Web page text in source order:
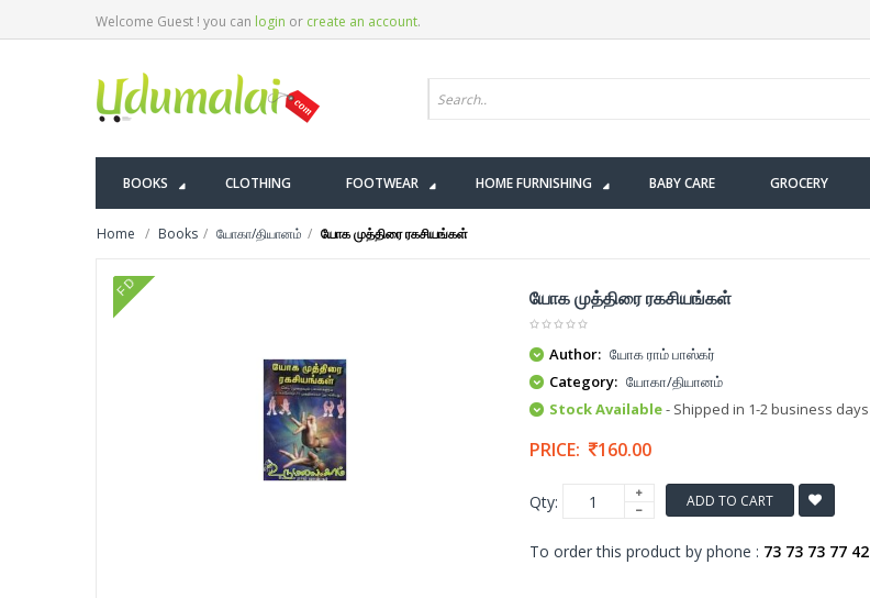
Welcome Guest ! you can login or create an account.
BOOKS CLOTHING FOOTWEAR HOME FURNISHING BABY CARE GROCERY
Home Books யோகா/தியானம் யோக முத்திரை ரகசியங்கள்
FD யோக முத்திரை ரகசியங்கள்
Author: யோக ராம் பாஸ்கர்
Category: யோகா/தியானம்
Stock Available- Shipped in 1-2 business days
PRICE: 160.00
Qty: ADD TO CART
To order this product by phone : 73 73 73 77 42